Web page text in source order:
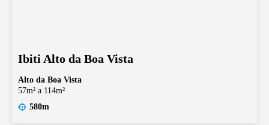
Ibiti Alto da Boa Vista
Alto da Boa Vista
57m² a 114m²
580m